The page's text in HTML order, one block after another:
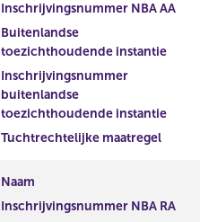
Inschrijvingsnummer NBA AA
Buitenlandse
toezichthoudende instantie
Inschrijvingsnummer
buitenlandse
toezichthoudende instantie
Tuchtrechtelijke maatregel
Naam
Inschrijvingsnummer NBA RA